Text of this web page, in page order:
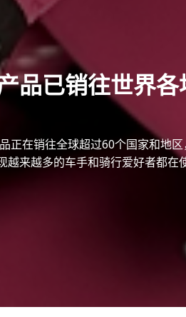
品已销往世界各
正在销往全球超过60个国家和地
越来越多的车手和骑行爱好者都在